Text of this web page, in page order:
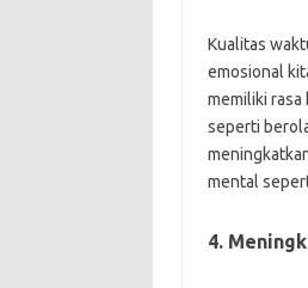
Kualitas
emosional
memiliki
seperti
mental
4.